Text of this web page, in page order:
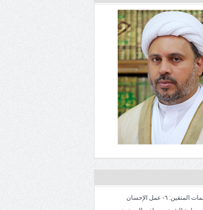
خطبة الجمعة: سمات المتقين: ٦- عمل الإحسان